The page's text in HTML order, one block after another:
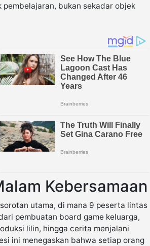
bukan sekadar objek
Kebersamaan
utama, di mana 9 peserta lintas
pembuatan board game keluarga,
lilin, hingga cerita menjalani
ini menegaskan bahwa setiap orang